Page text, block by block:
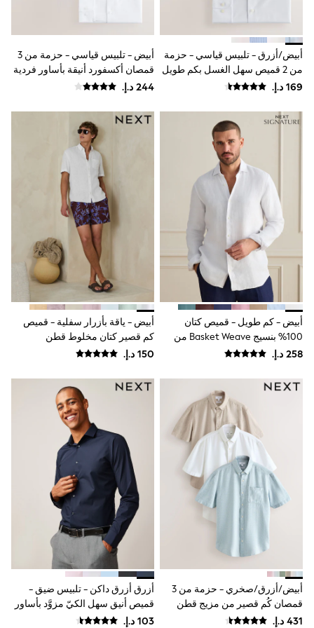
Shoes
Dresses
Trousers
Skirts
Shirts
Polo Shirts
Sweatshirts
Coats & Jackets
Underwear
Socks & Tights
Multipacks
All Girls Sports & Swimwear
Trainers & Pumps
Swimwear
Shorts
Joggers
adidas
Shop All
Shoes
Coats & Jackets
Bags & Accessories
Shirts
Polo Shirts
Coats & Jackets
Bags
Polo Shirts
Blue
Black
White
Grey
Green
Red
All Branded Schoolwear
adidas
Nike
Baker by Ted Baker
Hype
Kickers
Clarks
Trutex
أبيض/أزرق - تلبيس قياسي - حزمة
من 2 قميص سهل الغسل بكم طويل
وتصميم أنيق بأساور أكمام مفردة
أبيض - تلبيس قياسي - حزمة من 3
قمصان أكسفورد أنيقة بأساور فردية
سهلة العناية
أبيض - كم طويل - قميص كتان
100% بنسيج Basket Weave من
Signature
أبيض - ياقة بأزرار سفلية - قميص
كم قصير كتان مخلوط قطن
أبيض/أزرق/صخري - حزمة من 3
قمصان كُم قصير من مزيج قطن
وكتّان
أزرق أزرق داكن - تلبيس ضيق -
قميص أنيق سهل الكيّ مزوَّد بأساور
فردية